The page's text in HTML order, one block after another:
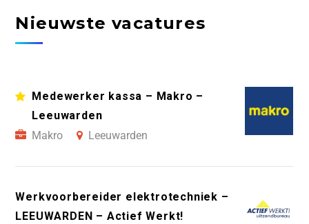
Nieuwste vacatures
Medewerker kassa – Makro –
Leeuwarden
Makro
Leeuwarden
Werkvoorbereider elektrotechniek –
LEEUWARDEN – Actief Werkt!